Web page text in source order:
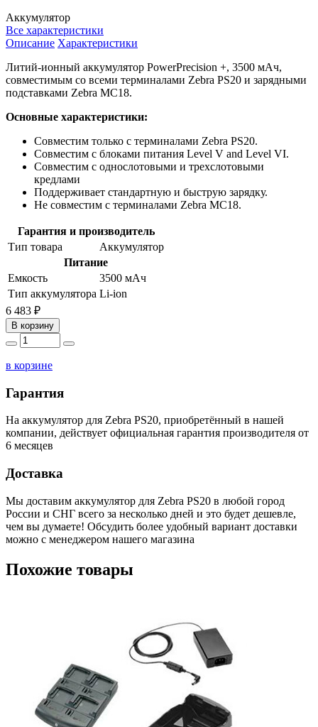
Аккумулятор
Все характеристики
Описание Характеристики
Литий-ионный аккумулятор PowerPrecision +, 3500 мАч,
совместимым со всеми терминалами Zebra PS20 и зарядными
подставками Zebra MC18.
Основные характеристики:
Совместим только с терминалами Zebra PS20.
Совместим с блоками питания Level V and Level VI.
Совместим с однослотовыми и трехслотовыми
кредлами
Поддерживает стандартную и быструю зарядку.
Не совместим с терминалами Zebra MC18.
Гарантия и производитель
Тип товара
Аккумулятор
Питание
Емкость
3500 мАч
Тип аккумулятора Li-ion
6 483 ₽
В корзину
в корзине
Гарантия
На аккумулятор для Zebra PS20, приобретённый в нашей
компании, действует официальная гарантия производителя от
6 месяцев
Доставка
Мы доставим аккумулятор для Zebra PS20 в любой город
России и СНГ всего за несколько дней и это будет дешевле,
чем вы думаете! Обсудить более удобный вариант доставки
можно с менеджером нашего магазина
Похожие товары